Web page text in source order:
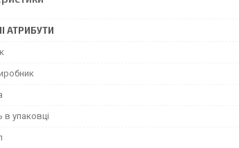
АТРИБУТИ
в упаковці